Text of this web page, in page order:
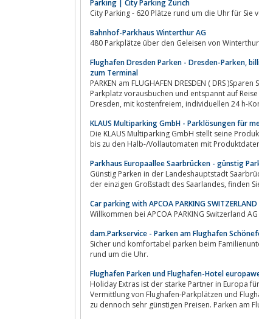
Parking | City Parking Zürich
City Parking - 620 Plätze rund um die Uhr für Sie
Bahnhof-Parkhaus Winterthur AG
480 Parkplätze über den Geleisen von
Flughafen Dresden Parken - Dresden-Parken,
zum Terminal
PARKEN am FLUGHAFEN DRESDEN ( DRS
Parkplatz vorausbuchen und entspannt auf
Dresden, mit kostenfreiem,
KLAUS Multiparking GmbH - Parklösungen für
Die KLAUS Multiparking GmbH stellt seine
Parkhaus Europaallee Saarbrücken - günstig
Günstig Parken in der Landeshauptstadt Saarbrücken:
der einzigen
Car parking with APCOA PARKING
Willkommen bei APCOA PARKING Switzerland AG
dam.Parkservice - Parken am Flughafen
Sicher und komfortabel parken beim
rund um die Uhr.
Flughafen Parken und Flughafen-Hotel
Holiday Extras ist der starke Partner in Europa
Vermittlung von Flughafen-Parkplätzen und
zu dennoch sehr günstigen Preisen. Parken am